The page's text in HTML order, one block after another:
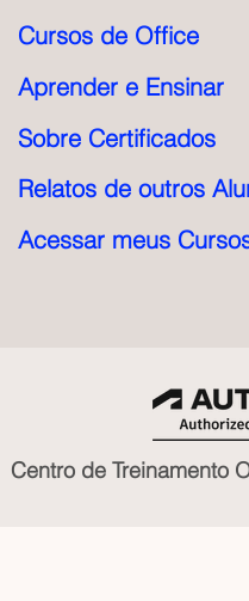
Cursos de Office
Aprender e Ensinar
Sobre Certificados
Relatos de outros
Acessar meus
Centro de Treinamento